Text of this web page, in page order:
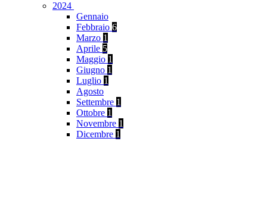
2024
Gennaio
Febbraio 6
Marzo 1
Aprile 5
Maggio 1
Giugno 1
Luglio 1
Agosto
Settembre 1
Ottobre 1
Novembre 1
Dicembre 1